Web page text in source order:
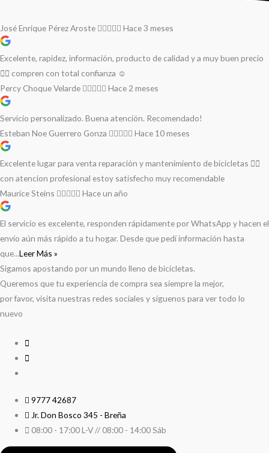
José Enrique Pérez Aroste Hace 3 meses
Excelente, rapidez, información, producto de calidad y a muy buen precio
👌🏻 compren con total confianza ☺️
Percy Choque Velarde
Hace 2 meses
Servicio personalizado. Buena atención. Recomendado!
Esteban Noe Guerrero Gonza
Hace 10 meses
Excelente lugar para venta reparación y mantenimiento de bicicletas 🚵‍♀️
con atencion profesional estoy satisfecho muy recomendable
Maurice Steins
Hace un año
El servicio es excelente, responden rápidamente por WhatsApp y hacen el
envío aún más rápido a tu hogar. Desde que pedí información hasta
que...Leer Más »
Sigamos apostando por un mundo lleno de bicicletas.
Queremos que tu experiencia de compra sea siempre la mejor,
por favor, visita nuestras redes sociales y síguenos para ver todo lo
nuevo
9777 42687
Jr. Don Bosco 345 - Breña
08:00 - 17:00 L-V // 08:00 - 14:00 Sáb